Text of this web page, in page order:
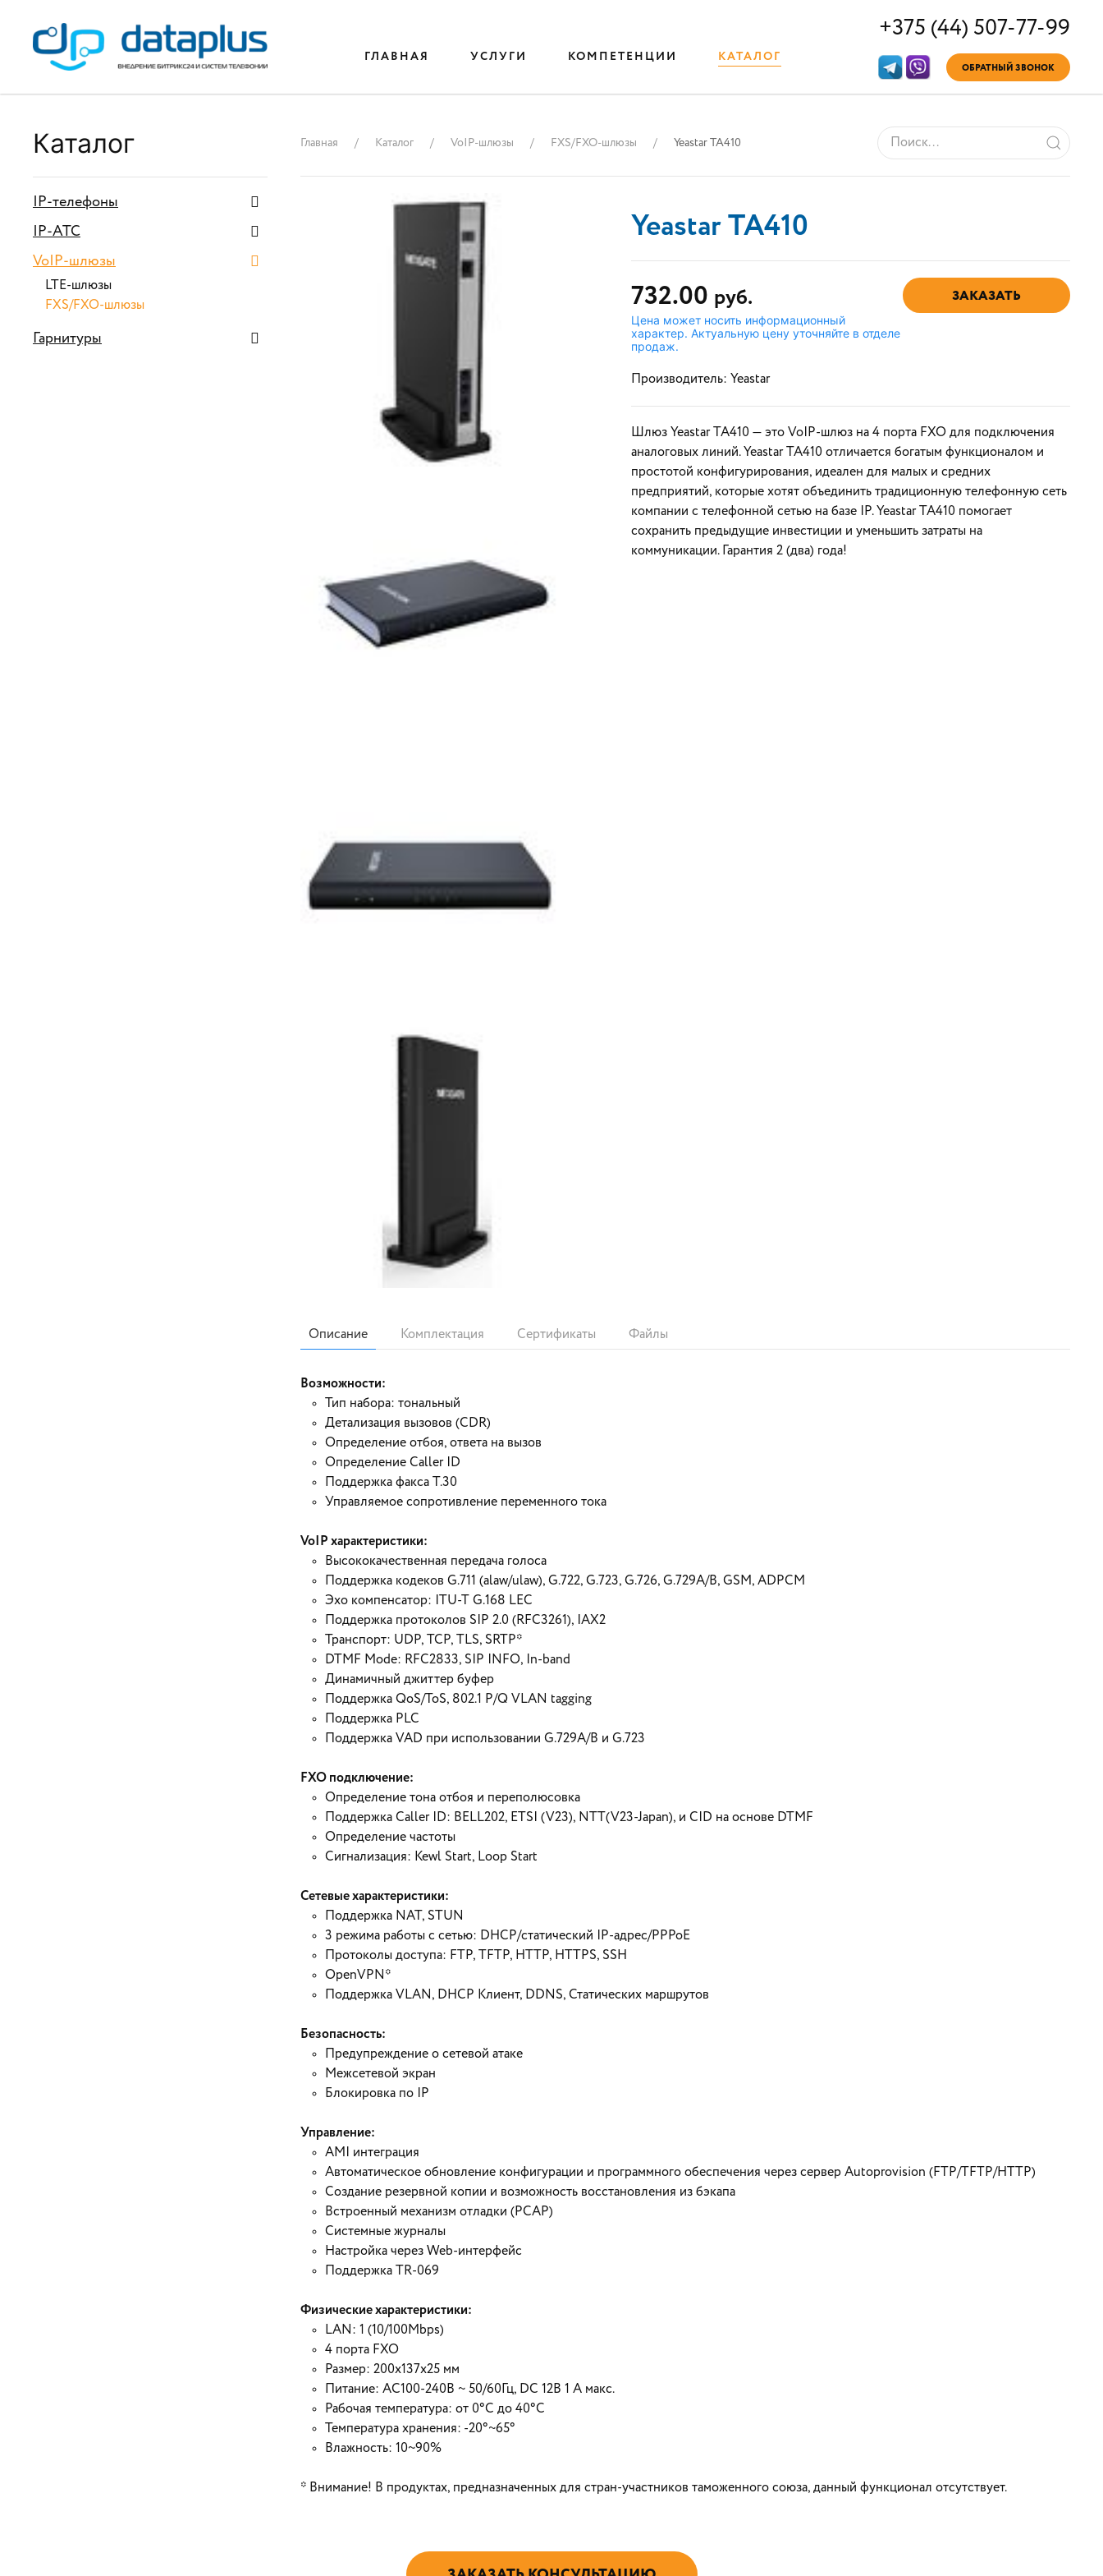
ГЛАВНАЯ УСЛУГИ КОМПЕТЕНЦИИ КАТАЛОГ
+375 (44) 507-77-99
ОБРАТНЫЙ ЗВОНОК
Каталог
IP-телефоны
IP-АТС
VoIP-шлюзы
LTE-шлюзы
FXS/FXO-шлюзы
Гарнитуры
Главная Каталог VoIP-шлюзы FXS/FXO-шлюзы Yeastar TA410
Yeastar TA410
732.00 руб.
Цена может носить информационный
характер. Актуальную цену уточняйте в отделе
продаж.
ЗАКАЗАТЬ
Производитель: Yeastar
Шлюз Yeastar TA410 — это VoIP-шлюз на 4 порта FXO для подключения
аналоговых линий. Yeastar TA410 отличается богатым функционалом и
простотой конфигурирования, идеален для малых и средних
предприятий, которые хотят объединить традиционную телефонную сеть
компании с телефонной сетью на базе IP. Yeastar TA410 помогает
сохранить предыдущие инвестиции и уменьшить затраты на
коммуникации. Гарантия 2 (два) года!
Описание Комплектация Сертификаты Файлы
Возможности:
Тип набора: тональный
Детализация вызовов (CDR)
Определение отбоя, ответа на вызов
Определение Caller ID
Поддержка факса T.30
Управляемое сопротивление переменного тока
VoIP характеристики:
Высококачественная передача голоса
Поддержка кодеков G.711 (alaw/ulaw), G.722, G.723, G.726, G.729A/B, GSM, ADPCM
Эхо компенсатор: ITU-T G.168 LEC
Поддержка протоколов SIP 2.0 (RFC3261), IAX2
Транспорт: UDP, TCP, TLS, SRTP*
DTMF Mode: RFC2833, SIP INFO, In-band
Динамичный джиттер буфер
Поддержка QoS/ToS, 802.1 P/Q VLAN tagging
Поддержка PLC
Поддержка VAD при использовании G.729A/B и G.723
FXO подключение:
Определение тона отбоя и переполюсовка
Поддержка Caller ID: BELL202, ETSI (V23), NTT(V23-Japan), и CID на основе DTMF
Определение частоты
Сигнализация: Kewl Start, Loop Start
Сетевые характеристики:
Поддержка NAT, STUN
3 режима работы с сетью: DHCP/статический IP-адрес/PPPoE
Протоколы доступа: FTP, TFTP, HTTP, HTTPS, SSH
OpenVPN*
Поддержка VLAN, DHCP Клиент, DDNS, Статических маршрутов
Безопасность:
Предупреждение о сетевой атаке
Межсетевой экран
Блокировка по IP
Управление:
AMI интеграция
Автоматическое обновление конфигурации и программного обеспечения через сервер Autoprovision (FTP/TFTP/HTTP)
Создание резервной копии и возможность восстановления из бэкапа
Встроенный механизм отладки (PCAP)
Системные журналы
Настройка через Web-интерфейс
Поддержка TR-069
Физические характеристики:
LAN: 1 (10/100Mbps)
4 порта FXO
Размер: 200х137x25 мм
Питание: AC100-240В ~ 50/60Гц, DC 12В 1 A макс.
Рабочая температура: от 0°C до 40°C
Температура хранения: -20°~65°
Влажность: 10~90%
* Внимание! В продуктах, предназначенных для стран-участников таможенного союза, данный функционал отсутствует.